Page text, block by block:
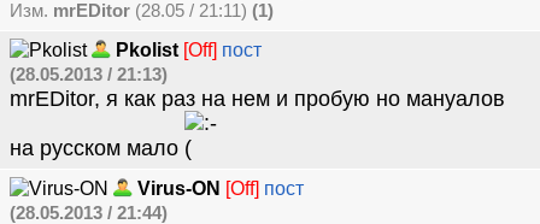
Изм. mrEDitor (28.05 / 21:11) (1)
Pkolist [Off] пост
(28.05.2013 / 21:13)
mrEDitor, я как раз на нем и пробую но мануалов
на русском мало
Virus-ON [Off] пост
(28.05.2013 / 21:44)